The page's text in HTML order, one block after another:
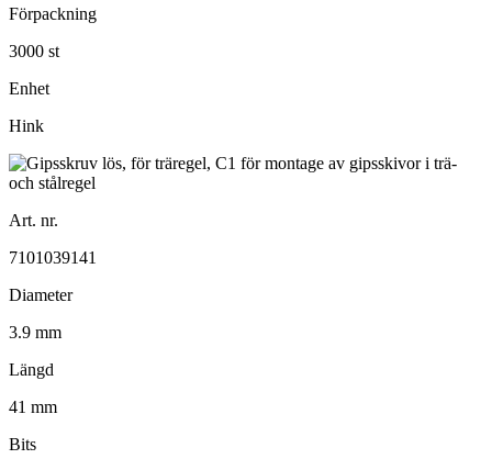
Förpackning
3000 st
Enhet
Hink
Art. nr.
7101039141
Diameter
3.9 mm
Längd
41 mm
Bits